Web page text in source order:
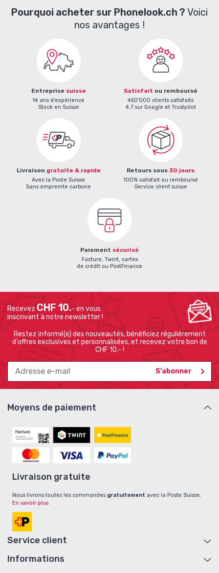
Pourquoi acheter sur Phonelook.ch ? Voici
nos avantages !
Entreprise suisse
14 ans d'expérience
Stock en Suisse
Satisfait ou remboursé
450'000 clients satisfaits
4.7 sur Google et Trustpilot
Livraison gratuite & rapide
Avec la Poste Suisse
Sans empreinte carbone
Retours sous 30 jours
100% satisfait ou remboursé
Service client suisse
Paiement sécurisé
Facture, Twint, cartes
de crédit ou PostFinance
RecevezCHF 10.- en vous
inscrivant à notre newsletter !
Restez informé(e) des nouveautés, bénéficiez réguliérement
d'offres exclusives et personnalisées, et recevez votre bon de
CHF 10.- !
Moyens de paiement
Livraison gratuite
Nous livrons toutes les commandes gratuitement avec la Poste Suisse.
En savoir plus
Service client
Aide et contact
Informations